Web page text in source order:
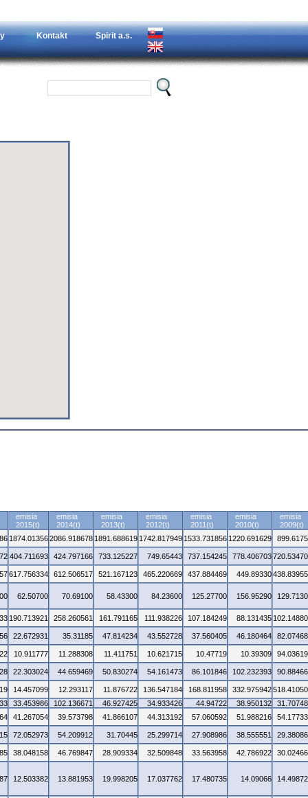
Kontakt Spirit a.s.
emisia
2015(t)
emisia
2014(t)
emisia
2013(t)
emisia
2012(t)
emisia
2011(t)
emisia
2010(t)
emisia
2009(t)
1874.013562086.918678 1891.688619 1742.817949 1533.731856 1220.691629
404.711693 424.797166 733.125227 749.65443 737.154245 778.406703
617.756334 612.506517 521.167123 465.220669 437.884469 449.89330
62.50700 70.69100 58.43300 84.23600 125.27700 156.95290
190.713921 258.260561 161.791165 111.938226 107.184249 88.131435
22.672931 35.31185 47.814234 43.552728 37.560405 46.180464
10.911777 11.288308 11.411751 10.621715 10.47719 10.39309
22.303024 44.659469 50.830274 54.161473 86.101846 102.232393
14.457099 12.293117 11.876722 136.547184 168.811958 332.975942
33.453986 102.136671 46.927425 34.933426 44.94722 38.950132
41.267054 39.573798 41.866107 44.313192 57.060592 51.988216
72.052973 54.209912 31.70445 25.299714 27.908986 38.555551
38.048158 46.769847 28.909334 32.509848 33.563958 42.786922
12.503382 13.881953 19.998205 17.037762 17.480735 14.09066